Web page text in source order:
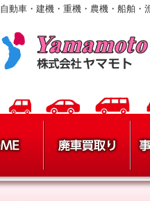
自動車・建機・重機・農機・船舶・